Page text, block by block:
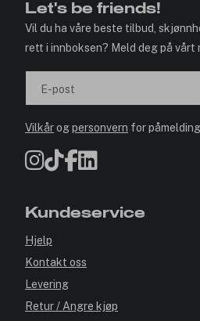
Let's be friends!
Vil du ha våre beste tilbud,
rett i innboksen? Meld deg på vårt
E-post
Vilkårogpersonvern for påmelding
Kundeservice
Hjelp
Kontakt oss
Levering
Retur / Angre kjøp